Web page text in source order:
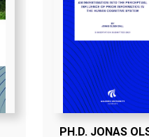
PH.D. JONAS